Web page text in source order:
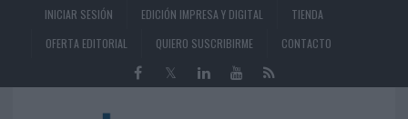
INICIAR SESIÓN EDICIÓN IMPRESA Y DIGITAL
TIENDA
OFERTA EDITORIAL
QUIERO SUSCRIBIRME CONTACTO